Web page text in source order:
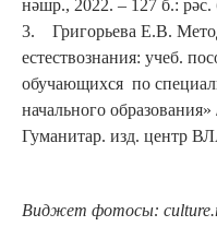
нәшр., 2022. – 127 б.:
3. Григорьева Е.В.
естествознания: учеб.
обучающихся по
начального
Гуманитар. изд. центр
Виджет фотосы: